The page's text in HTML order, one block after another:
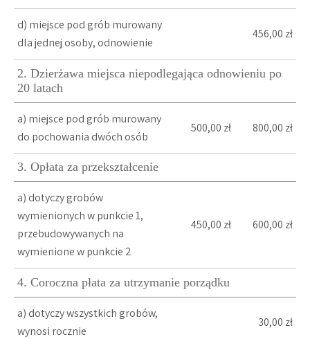
d) miejsce pod grób murowany
dla jednej osoby, odnowienie
456,00 zł
2. Dzierżawa miejsca niepodlegająca odnowieniu po
20 latach
a) miejsce pod grób murowany
do pochowania dwóch osób
500,00 zł 800,00 zł
3. Opłata za przekształcenie
a) dotyczy grobów
wymienionych w punkcie 1,
przebudowywanych na
wymienione w punkcie 2
450,00 zł 600,00 zł
4. Coroczna płata za utrzymanie porządku
a) dotyczy wszystkich grobów,
wynosi rocznie
30,00 zł